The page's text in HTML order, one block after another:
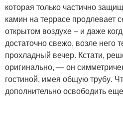
которая только частично
камин на террасе продлевает
открытом воздухе – и даже
достаточно свежо, возле него
прохладный вечер. Кстати,
оригинально, — он
гостиной, имея общую трубу.
дополнительно освободить